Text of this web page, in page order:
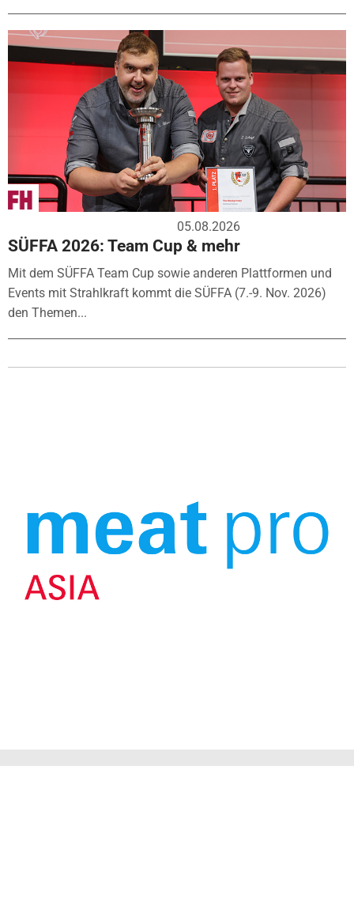
05.08.2026
SÜFFA 2026: Team Cup & mehr
Mit dem SÜFFA Team Cup sowie anderen Plattformen und
Events mit Strahlkraft kommt die SÜFFA (7.-9. Nov. 2026)
den Themen...